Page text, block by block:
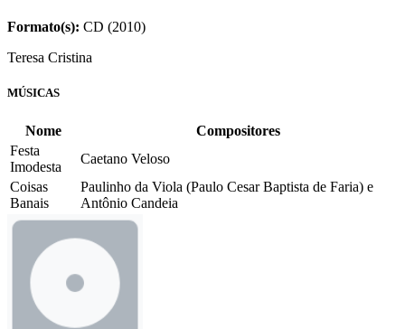
Formato(s): CD (2010)
Teresa Cristina
MÚSICAS
Nome
Compositores
Festa
Imodesta
Caetano Veloso
Coisas
Banais
Paulinho da Viola (Paulo Cesar Baptista de Faria) e
Antônio Candeia